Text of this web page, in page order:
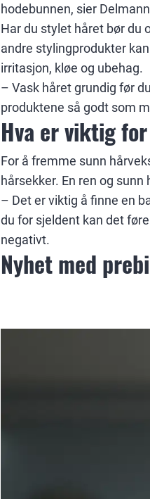
hodebunnen, sier
Har du stylet håret bør du
andre stylingprodukter
irritasjon, kløe og ubehag.
– Vask håret grundig før
produktene så godt som
Hva er viktig
For å fremme sunn
hårsekker. En ren og
– Det er viktig å finne en
du for sjeldent kan det
negativt.
Nyhet med